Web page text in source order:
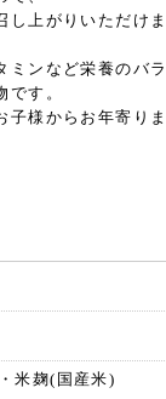
し上がりいただけま
ミンなど栄養のバラ
す。
子様からお年寄りま
米麹(国産米)